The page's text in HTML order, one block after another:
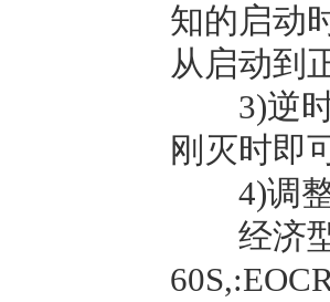
知的启动
从启动到
3)逆时
刚灭时即
4)调整
经济型